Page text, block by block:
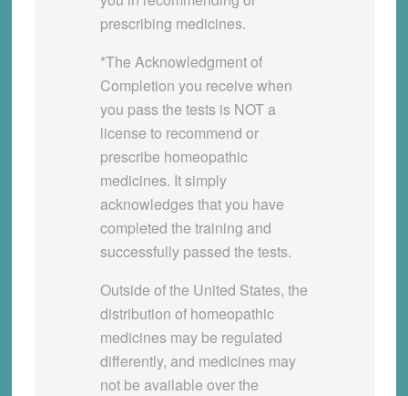
prescribing medicines.
*The Acknowledgment of
Completion you receive when
you pass the tests is NOT a
license to recommend or
prescribe homeopathic
medicines. It simply
acknowledges that you have
completed the training and
successfully passed the tests.
Outside of the United States, the
distribution of homeopathic
medicines may be regulated
differently, and medicines may
not be available over the